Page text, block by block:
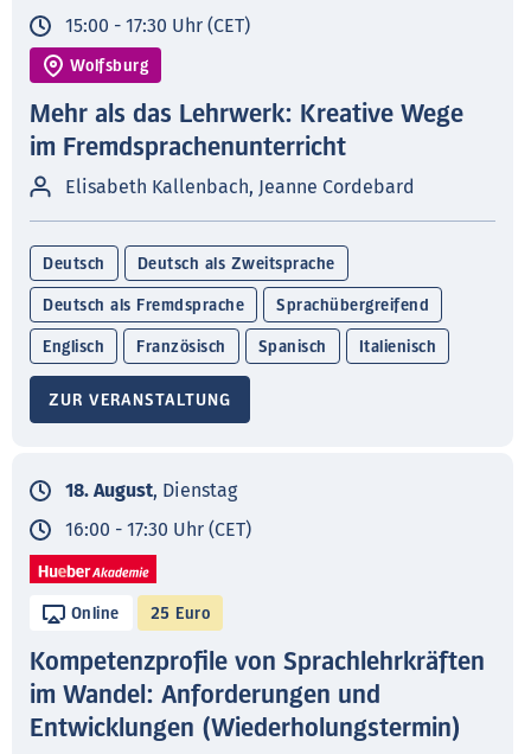
15:00 - 17:30 Uhr (CET)
Wolfsburg
Mehr als das Lehrwerk: Kreative Wege
im Fremdsprachenunterricht
Elisabeth Kallenbach, Jeanne Cordebard
Deutsch Deutsch als Zweitsprache
Deutsch als Fremdsprache Sprachübergreifend
Englisch Französisch Spanisch Italienisch
ZUR VERANSTALTUNG
18. August, Dienstag
16:00 - 17:30 Uhr (CET)
Online 25 Euro
Kompetenzprofile von Sprachlehrkräften
im Wandel: Anforderungen und
Entwicklungen (Wiederholungstermin)